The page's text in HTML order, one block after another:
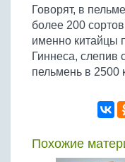
Говорят, в
более 200
именно китайцы
Гиннеса,
пельмень в 2500
Похожие